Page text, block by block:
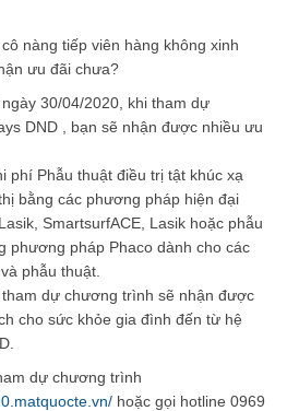
nàng tiếp viên hàng không xinh
ưu đãi chưa?
30/04/2020, khi tham dự
DND , bạn sẽ nhận được nhiều ưu
phí Phẫu thuật điều trị tật khúc xạ
bằng các phương pháp hiện đại
SmartsurfACE, Lasik hoặc phẫu
phương pháp Phaco dành cho các
phẫu thuật.
dự chương trình sẽ nhận được
cho sức khỏe gia đình đến từ hệ
dự chương trình
hoặc gọi hotline 0969